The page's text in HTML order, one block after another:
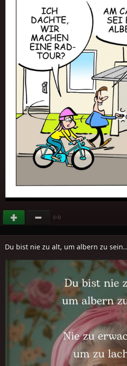
(+1)
Du bist nie zu alt, um albern zu sein..